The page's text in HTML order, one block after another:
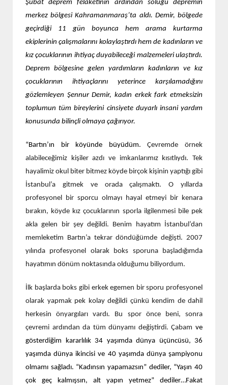
Şubat deprem felaketinin ardından soluğu depremin
merkez bölgesi Kahramanmaraş’ta aldı. Demir, bölgede
geçirdiği 11 gün boyunca hem arama kurtarma
ekiplerinin çalışmalarını kolaylaştırdı hem de kadınların ve
kız çocuklarının ihtiyaç duyabileceği malzemeleri ulaştırdı.
Deprem bölgesine gelen yardımların kadınların ve kız
çocuklarının ihtiyaçlarını yeterince karşılamadığını
gözlemleyen Şennur Demir, kadın erkek fark etmeksizin
toplumun tüm bireylerini cinsiyete duyarlı insani yardım
konusunda bilinçli olmaya çağırıyor.
“Bartın’ın bir köyünde büyüdüm.Çevremde örnek
alabileceğimiz kişiler azdı ve imkanlarımız kısıtlıydı. Tek
hayalimiz okul biter bitmez köyde birçok kişinin yaptığı gibi
İstanbul’a gitmek ve orada çalışmaktı. O yıllarda
profesyonel bir sporcu olmayı hayal etmeyi bir kenara
bırakın, köyde kız çocuklarının sporla ilgilenmesi bile pek
akla gelen bir şey değildi. Benim hayatım İstanbul’dan
memleketim Bartın’a tekrar döndüğümde değişti. 2007
yılında profesyonel olarak boks sporuna başladığımda
hayatımın dönüm noktasında olduğumu biliyordum.
İlk başlarda boks gibi erkek egemen bir sporu profesyonel
olarak yapmak pek kolay değildi çünkü kendim de dahil
herkesin önyargıları vardı. Bu spor önce beni, sonra
çevremi ardından da tüm dünyamı değiştirdi. Çabam ve
gösterdiğim kararlılık 34 yaşımda dünya üçüncüsü, 36
yaşımda dünya ikincisi ve 40 yaşımda dünya şampiyonu
olmamı sağladı. “Kadınsın yapamazsın” dediler, “Yaşın 40
çok geç kalmışsın, alt yapın yetmez” dediler…Fakat